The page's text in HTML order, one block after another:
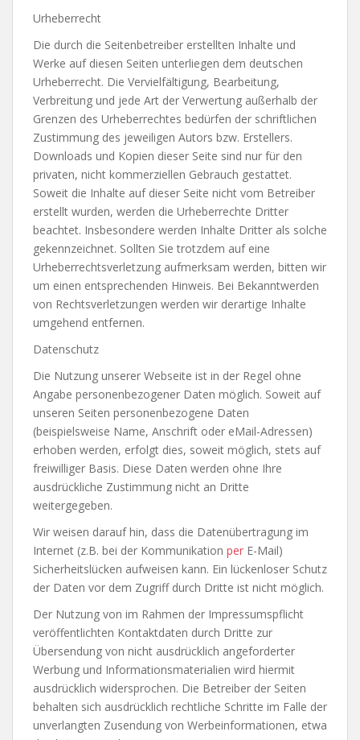
Urheberrecht
Die durch die Seitenbetreiber erstellten Inhalte und
Werke auf diesen Seiten unterliegen dem deutschen
Urheberrecht. Die Vervielfältigung, Bearbeitung,
Verbreitung und jede Art der Verwertung außerhalb der
Grenzen des Urheberrechtes bedürfen der schriftlichen
Zustimmung des jeweiligen Autors bzw. Erstellers.
Downloads und Kopien dieser Seite sind nur für den
privaten, nicht kommerziellen Gebrauch gestattet.
Soweit die Inhalte auf dieser Seite nicht vom Betreiber
erstellt wurden, werden die Urheberrechte Dritter
beachtet. Insbesondere werden Inhalte Dritter als solche
gekennzeichnet. Sollten Sie trotzdem auf eine
Urheberrechtsverletzung aufmerksam werden, bitten wir
um einen entsprechenden Hinweis. Bei Bekanntwerden
von Rechtsverletzungen werden wir derartige Inhalte
umgehend entfernen.
Datenschutz
Die Nutzung unserer Webseite ist in der Regel ohne
Angabe personenbezogener Daten möglich. Soweit auf
unseren Seiten personenbezogene Daten
(beispielsweise Name, Anschrift oder eMail-Adressen)
erhoben werden, erfolgt dies, soweit möglich, stets auf
freiwilliger Basis. Diese Daten werden ohne Ihre
ausdrückliche Zustimmung nicht an Dritte
weitergegeben.
Wir weisen darauf hin, dass die Datenübertragung im
Internet (z.B. bei der Kommunikation per E-Mail)
Sicherheitslücken aufweisen kann. Ein lückenloser Schutz
der Daten vor dem Zugriff durch Dritte ist nicht möglich.
Der Nutzung von im Rahmen der Impressumspflicht
veröffentlichten Kontaktdaten durch Dritte zur
Übersendung von nicht ausdrücklich angeforderter
Werbung und Informationsmaterialien wird hiermit
ausdrücklich widersprochen. Die Betreiber der Seiten
behalten sich ausdrücklich rechtliche Schritte im Falle der
unverlangten Zusendung von Werbeinformationen, etwa